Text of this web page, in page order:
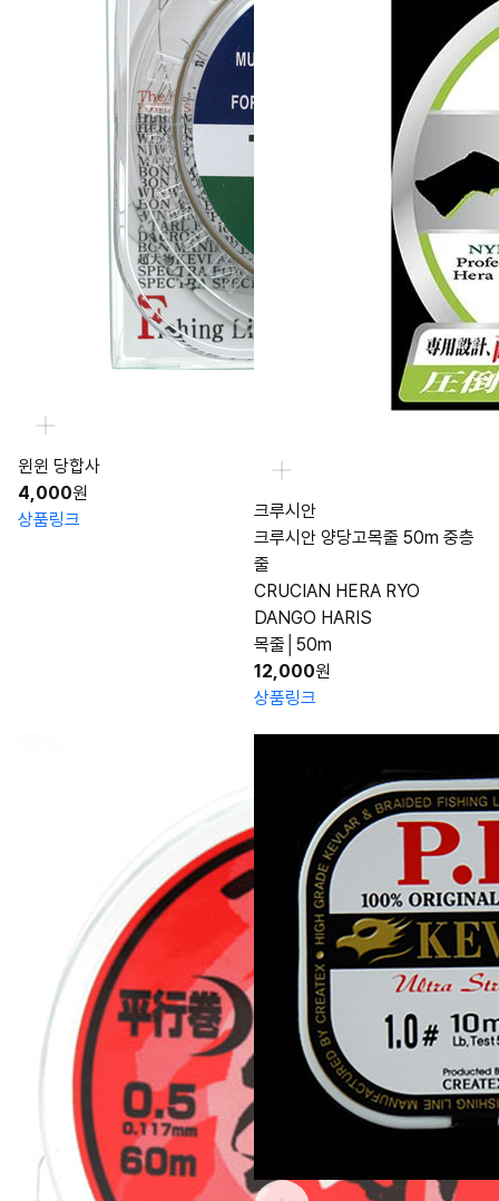
윈윈 당합사
4,000원
상품링크
크루시안
크루시안 양당고목줄 50m 중층
줄
CRUCIAN HERA RYO
DANGO HARIS
목줄│50m
12,000원
상품링크